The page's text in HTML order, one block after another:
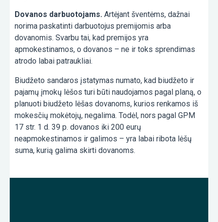
Dovanos darbuotojams. Artėjant šventėms, dažnai
norima paskatinti darbuotojus premijomis arba
dovanomis. Svarbu tai, kad premijos yra
apmokestinamos, o dovanos – ne ir toks sprendimas
atrodo labai patraukliai.
Biudžeto sandaros įstatymas numato, kad biudžeto ir
pajamų įmokų lėšos turi būti naudojamos pagal planą, o
planuoti biudžeto lėšas dovanoms, kurios renkamos iš
mokesčių mokėtojų, negalima. Todėl, nors pagal GPM
17 str. 1 d. 39 p. dovanos iki 200 eurų
neapmokestinamos ir galimos – yra labai ribota lėšų
suma, kurią galima skirti dovanoms.